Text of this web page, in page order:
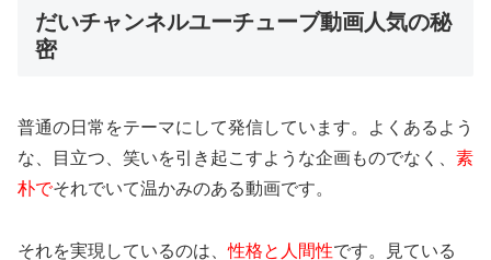
だいチャンネルユーチューブ動画人気の秘
密
普通の日常をテーマにして発信しています。よくあるよう
な、目立つ、笑いを引き起こすような企画ものでなく、 素
朴でそれでいて温かみのある動画です。
それを実現しているのは、性格と人間性です。見ている